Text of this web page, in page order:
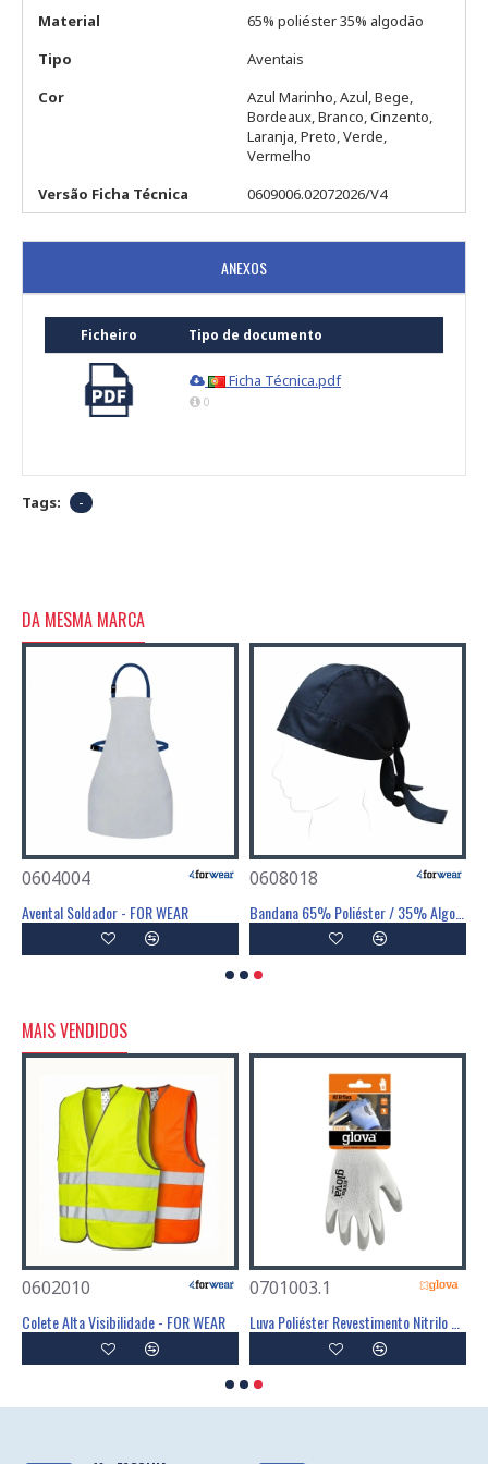
Material
65% poliéster 35% algodão
Tipo
Aventais
Cor
Azul Marinho, Azul, Bege,
Bordeaux, Branco, Cinzento,
Laranja, Preto, Verde,
Vermelho
Versão Ficha Técnica
0609006.02072026/V4
ANEXOS
Ficheiro Tipo de documento
Ficha Técnica.pdf
0
Tags: -
DA MESMA MARCA
0604004
Avental Soldador - FOR WEAR
0608018
MAIS VENDIDOS
0602010
Colete Alta Visibilidade - FOR WEAR
0701003.1